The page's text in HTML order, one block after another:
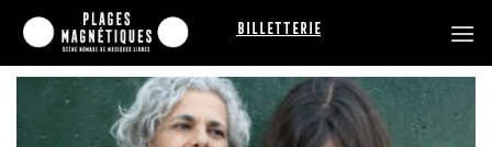
Passer
contenu
Billetterie